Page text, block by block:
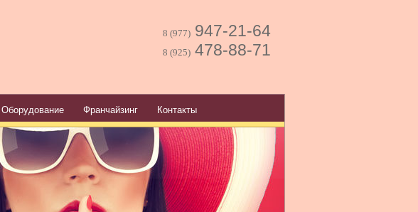
8 (977) 947-21-64
8 (925) 478-88-71
Оборудование Франчайзинг Контакты